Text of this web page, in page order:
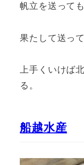
帆立を送って
果たして送っ
上手くいけば
る。
船越水産